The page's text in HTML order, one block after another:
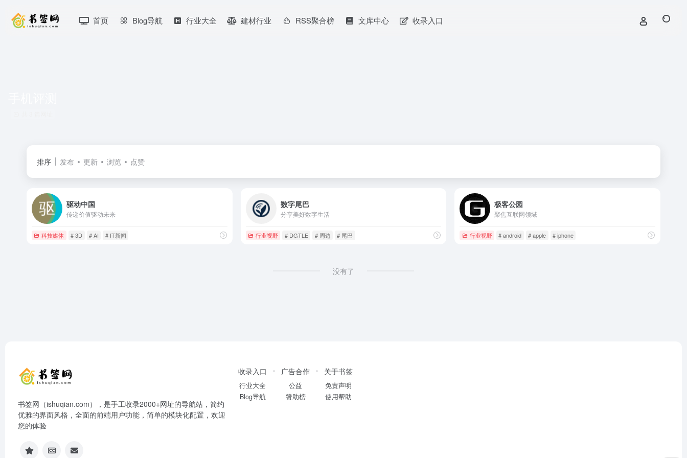
首页 Blog导航 行业大全 建材行业 RSS聚合榜 文库中心 收录入口
排序 发布 更新 浏览 点赞
驱动中国
传递价值驱动未来
科技媒体 # 3D # AI # IT新闻
数字尾巴
分享美好数字生活
行业视野 # DGTLE # 周边 # 尾巴
极客公园
聚焦互联网领域
行业视野 # android # apple # iphone
没有了
书签网（ishuqian.com），是手工收录2000+网址的导航站，简约
优雅的界面风格，全面的前端用户功能，简单的模块化配置，欢迎
您的体验
收录入口
行业大全
Blog导航
广告合作
公益
赞助榜
关于书签
免责声明
使用帮助